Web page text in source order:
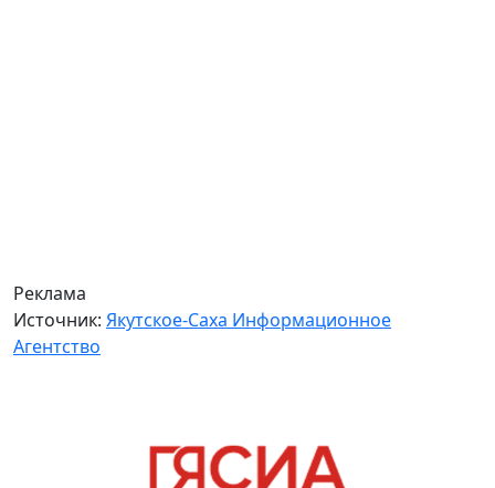
Реклама
Источник: Якутское-Саха Информационное
Агентство